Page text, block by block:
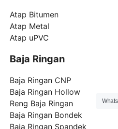
Atap Bitumen
Atap Metal
Atap uPVC
Baja Ringan
Baja Ringan CNP
Baja Ringan Hollow
Reng Baja Ringan
Baja Ringan Bondek
Baja Ringan Spandek